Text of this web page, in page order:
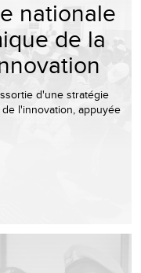
nationale
de la
d'une stratégie
l'innovation, appuyée